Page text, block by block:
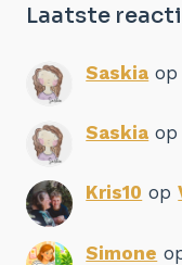
Laatste
Saskia op
Saskia
Kris10 op
Simone